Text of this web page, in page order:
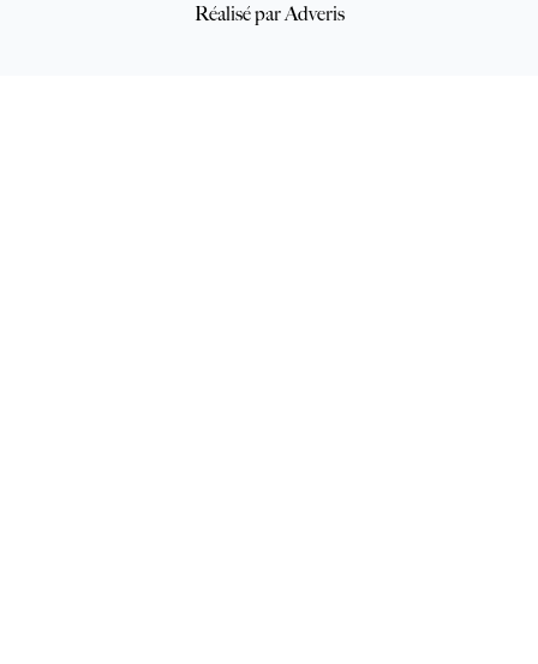
Réalisé par Adveris